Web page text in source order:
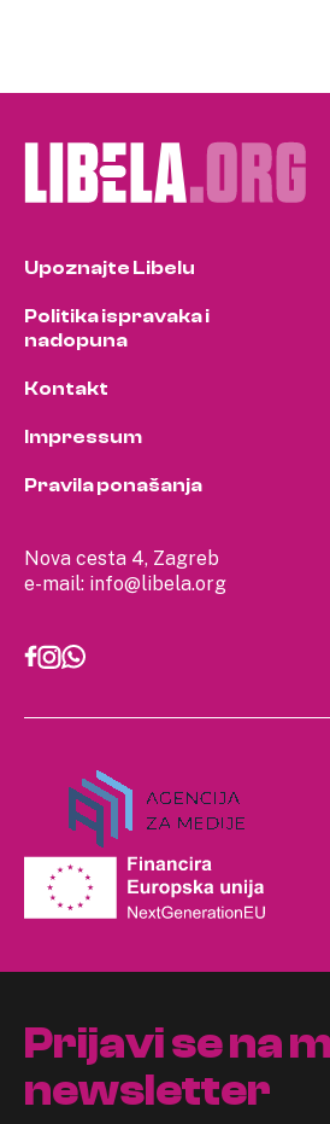
Nova cesta 4, Zagreb
e-mail: info@libela.org
Upoznajte Libelu
Politika ispravaka i
nadopuna
Kontakt
Impressum
Pravila ponašanja
Prijavi se na
newsletter